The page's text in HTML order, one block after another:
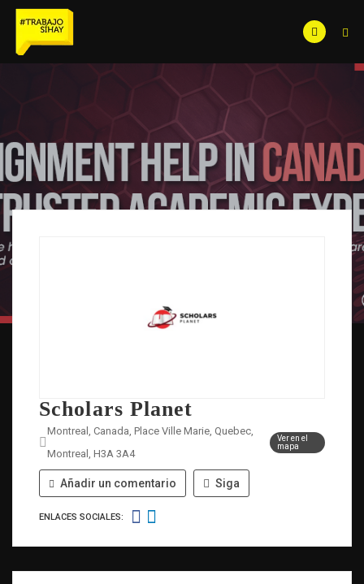
Scholars Planet
Montreal, Canada, Place Ville Marie, Quebec,
Montreal, H3A 3A4
Ver en el
mapa
Añadir un comentario Siga
ENLACES SOCIALES: